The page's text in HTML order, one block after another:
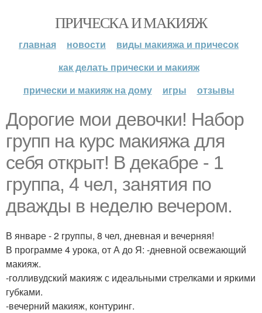
ПРИЧЕСКА И МАКИЯЖ
главная новости
виды макияжа и причесок
как делать прически и макияж
прически и макияж на дому
игры отзывы
Дорогие мои девочки! Набор
групп на курс макияжа для
себя открыт! В декабре - 1
группа, 4 чел, занятия по
дважды в неделю вечером.
В январе - 2 группы, 8 чел, дневная и вечерняя!
В программе 4 урока, от А до Я: -дневной освежающий
макияж.
-голливудский макияж с идеальными стрелками и яркими
губками.
-вечерний макияж, контуринг.